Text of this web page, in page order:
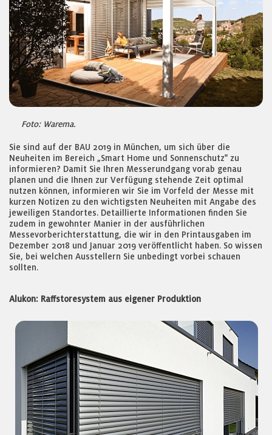
Foto: Warema.
Sie sind auf der BAU 2019 in München, um sich über die
Neuheiten im Bereich „Smart Home und Sonnenschutz" zu
informieren? Damit Sie Ihren Messerundgang vorab genau
planen und die Ihnen zur Verfügung stehende Zeit optimal
nutzen können, informieren wir Sie im Vorfeld der Messe mit
kurzen Notizen zu den wichtigsten Neuheiten mit Angabe des
jeweiligen Standortes. Detaillierte Informationen finden Sie
zudem in gewohnter Manier in der ausführlichen
Messevorberichterstattung, die wir in den Printausgaben im
Dezember 2018 und Januar 2019 veröffentlicht haben. So wissen
Sie, bei welchen Ausstellern Sie unbedingt vorbei schauen
sollten.
Alukon: Raffstoresystem aus eigener Produktion